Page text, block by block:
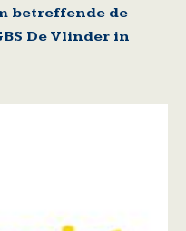
betreffende de
De Vlinder in